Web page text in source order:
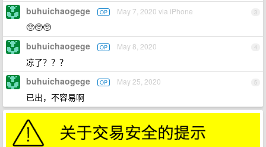
3
buhuichaogege OP May 7, 2020 via iPhone
🥺🥺🥺
4
buhuichaogege OP May 8, 2020
凉了？？？
5
buhuichaogege OP May 25, 2020
已出，不容易啊